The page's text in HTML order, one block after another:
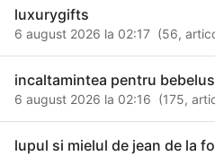
luxurygifts
6 august 2026 la 02:17 (56,
incaltamintea pentru
6 august 2026 la 02:16 (175,
lupul si mielul de jean de la